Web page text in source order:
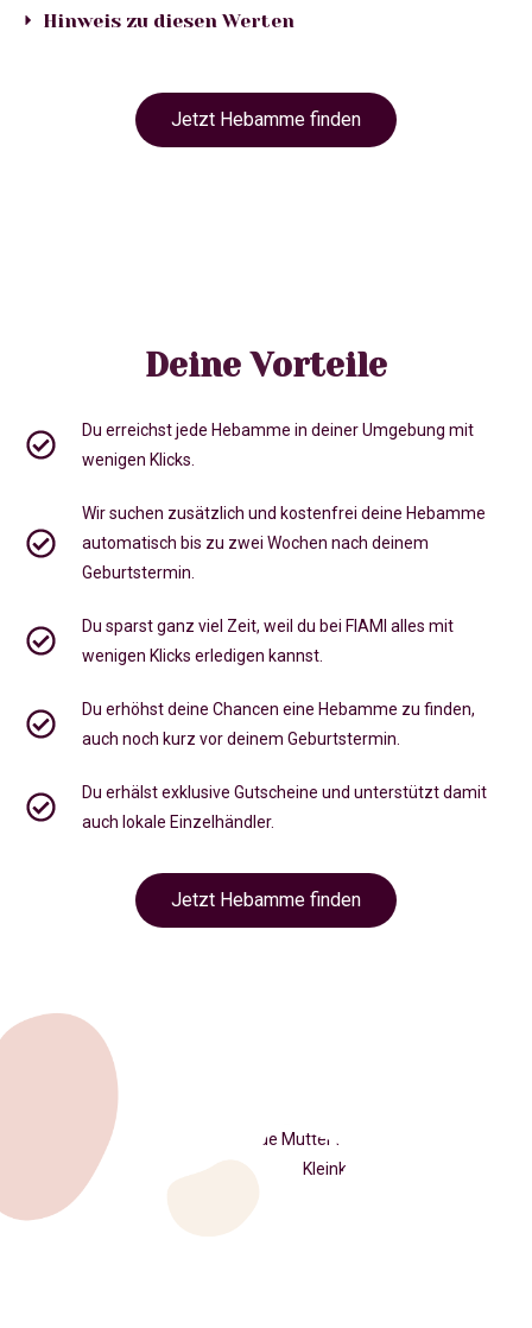
Hinweis zu diesen Werten
Jetzt Hebamme finden
Deine Vorteile
Du erreichst jede Hebamme in deiner Umgebung mit
wenigen Klicks.
Wir suchen zusätzlich und kostenfrei deine Hebamme
automatisch bis zu zwei Wochen nach deinem
Geburtstermin.
Du sparst ganz viel Zeit, weil du bei FIAMI alles mit
wenigen Klicks erledigen kannst.
Du erhöhst deine Chancen eine Hebamme zu finden,
auch noch kurz vor deinem Geburtstermin
Du erhälst exklusive Gutscheine und unterstützt damit
auch lokale Einzelhändler.
Jetzt Hebamme finden